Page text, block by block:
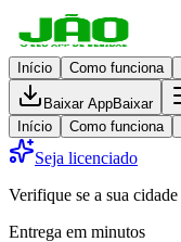
Início Como funciona
Baixar AppBaixar
Início
Como funciona
Seja licenciado
Verifique se a sua
Entrega em minutos